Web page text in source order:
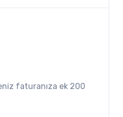
faturanıza ek 200